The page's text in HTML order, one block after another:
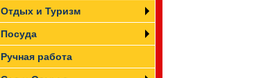
Отдых и Туризм
Посуда
Ручная работа